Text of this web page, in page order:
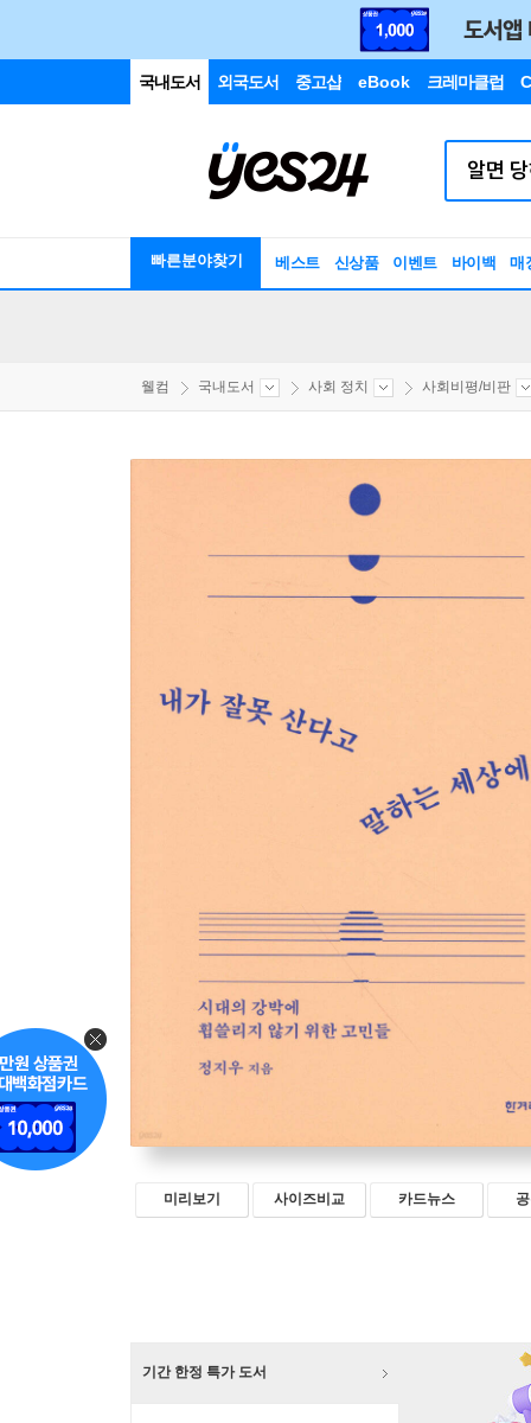
국내도서 외국도서 중고샵 eBook 크레마클럽
빠른분야찾기 베스트 신상품 이벤트 바이백 매
웰컴 국내도서 사회 정치 사회비평/비판
미리보기 사이즈비교 카드뉴스
기간 한정 특가 도서